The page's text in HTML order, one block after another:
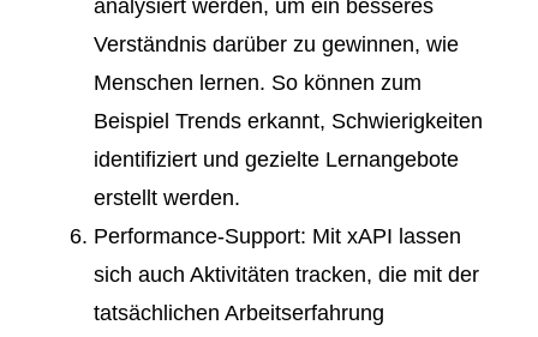
analysiert werden, um ein besseres
Verständnis darüber zu gewinnen, wie
Menschen lernen. So können zum
Beispiel Trends erkannt, Schwierigkeiten
identifiziert und gezielte Lernangebote
erstellt werden.
Performance-Support: Mit xAPI lassen
sich auch Aktivitäten tracken, die mit der
tatsächlichen Arbeitserfahrung